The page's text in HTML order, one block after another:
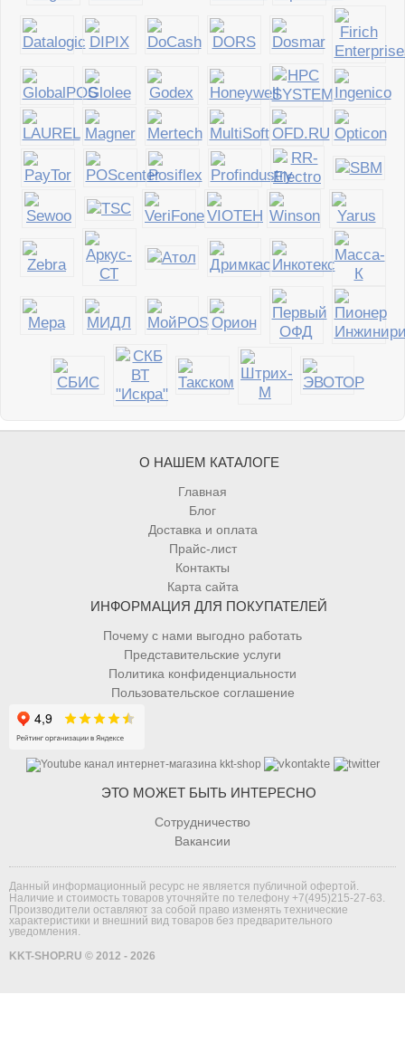
О НАШЕМ КАТАЛОГЕ
Главная
Блог
Доставка и оплата
Прайс-лист
Контакты
Карта сайта
ИНФОРМАЦИЯ ДЛЯ ПОКУПАТЕЛЕЙ
Почему с нами выгодно работать
Представительские услуги
Политика конфиденциальности
Пользовательское соглашение
ЭТО МОЖЕТ БЫТЬ ИНТЕРЕСНО
Сотрудничество
Вакансии
Данный информационный ресурс не является публичной офертой.
Наличие и стоимость товаров уточняйте по телефону +7(495)215-27-63
Производители оставляют за собой право изменять технические
характеристики и внешний вид товаров без предварительного
уведомления.
KKT-SHOP.RU © 2012 - 2026